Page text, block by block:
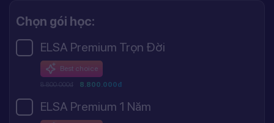
Chọn gói học:
ELSA Premium Trọn Đời
Best choice
8.800.000đ 8.800.000đ
ELSA Premium 1 Năm